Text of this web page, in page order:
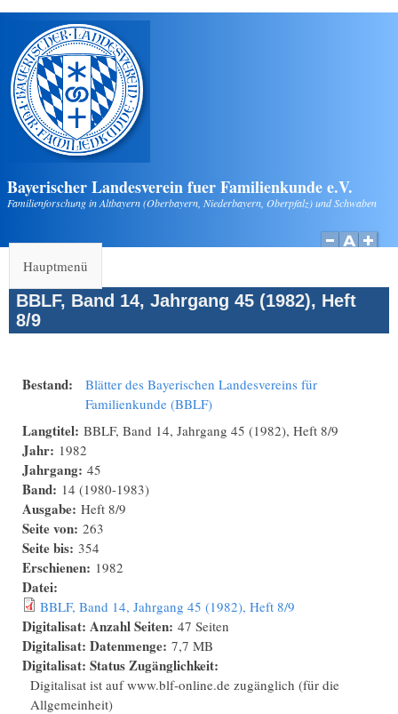
Direkt zum Inhalt
Bayerischer Landesverein fuer Familienkunde e.V.
Familienforschung in Altbayern (Oberbayern, Niederbayern, Oberpfalz) und Schwaben
Hauptmenü
BBLF, Band 14, Jahrgang 45 (1982), Heft
8/9
Bestand:
Blätter des Bayerischen Landesvereins für
Familienkunde (BBLF)
Langtitel: BBLF, Band 14, Jahrgang 45 (1982), Heft 8/9
Jahr: 1982
Jahrgang: 45
Band: 14 (1980-1983)
Ausgabe: Heft 8/9
Seite von: 263
Seite bis: 354
Erschienen: 1982
Datei:
BBLF, Band 14, Jahrgang 45 (1982), Heft 8/9
Digitalisat: Anzahl Seiten: 47 Seiten
Digitalisat: Datenmenge: 7,7 MB
Digitalisat: Status Zugänglichkeit:
Digitalisat ist auf www.blf-online.de zugänglich (für die
Allgemeinheit)